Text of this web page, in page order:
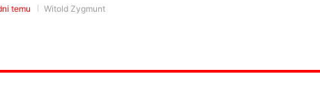
temu Witold Zygmunt